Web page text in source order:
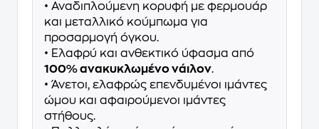
• Αναδιπλούμενη κορυφή με φερμουάρ
και μεταλλικό κούμπωμα για
προσαρμογή όγκου.
• Ελαφρύ και ανθεκτικό ύφασμα από
100% ανακυκλωμένο νάιλον.
• Άνετοι, ελαφρώς επενδυμένοι ιμάντες
ώμου και αφαιρούμενοι ιμάντες
στήθους.